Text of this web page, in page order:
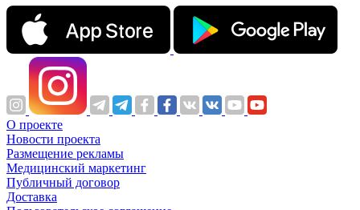
О проекте
Новости проекта
Размещение рекламы
Медицинский маркетинг
Публичный договор
Доставка